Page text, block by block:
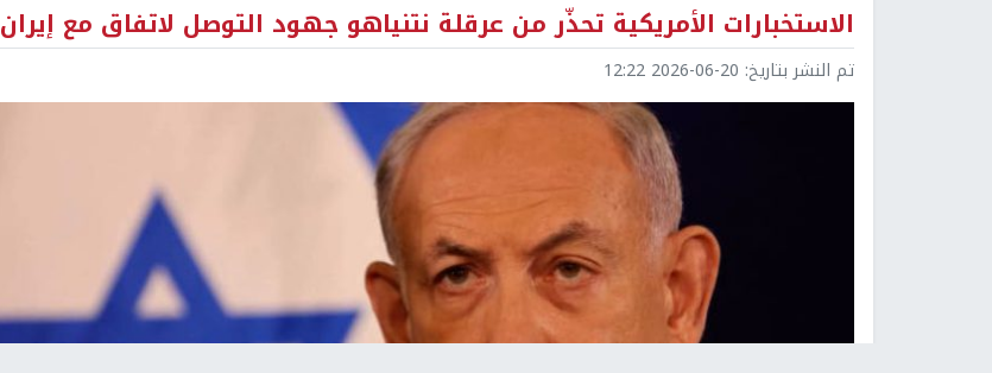
الاستخبارات الأمريكية تحذّر من عرقلة نتنياهو جهود التوصل لاتفاق مع إيران
تم النشر بتاريخ: 2026-06-20 12:22